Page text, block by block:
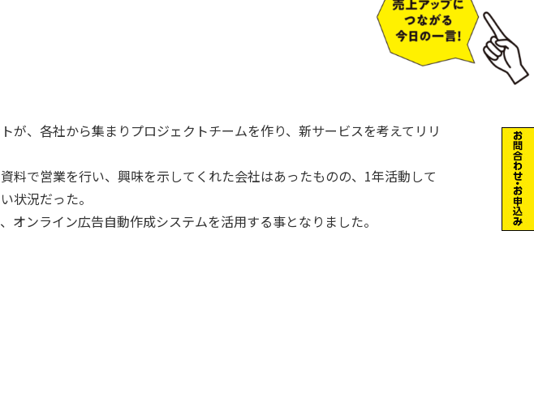
が、各社から集まりプロジェクトチームを作り、新サービスを考えてリリ
料で営業を行い、興味を示してくれた会社はあったものの、1年活動して
状況だった。
オンライン広告自動作成システムを活用する事となりました。